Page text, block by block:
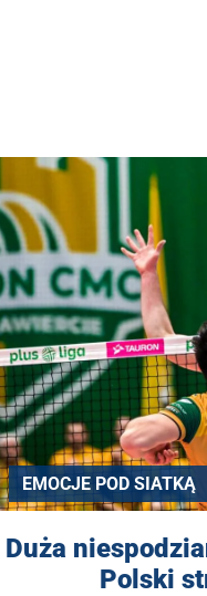
EMOCJE POD SIATKĄ
Duża
Polski